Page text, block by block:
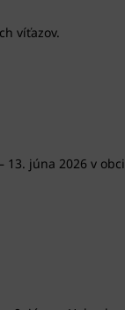
víťazov.
13. júna 2026 v obci